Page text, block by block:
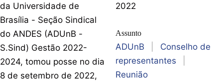
da Universidade de
Brasília - Seção Sindical
do ANDES (ADUnB -
S.Sind) Gestão 2022-
2024, tomou posse no dia
8 de setembro de 2022,
2022
Assunto
ADUnB
Conselho de
representantes
Reunião